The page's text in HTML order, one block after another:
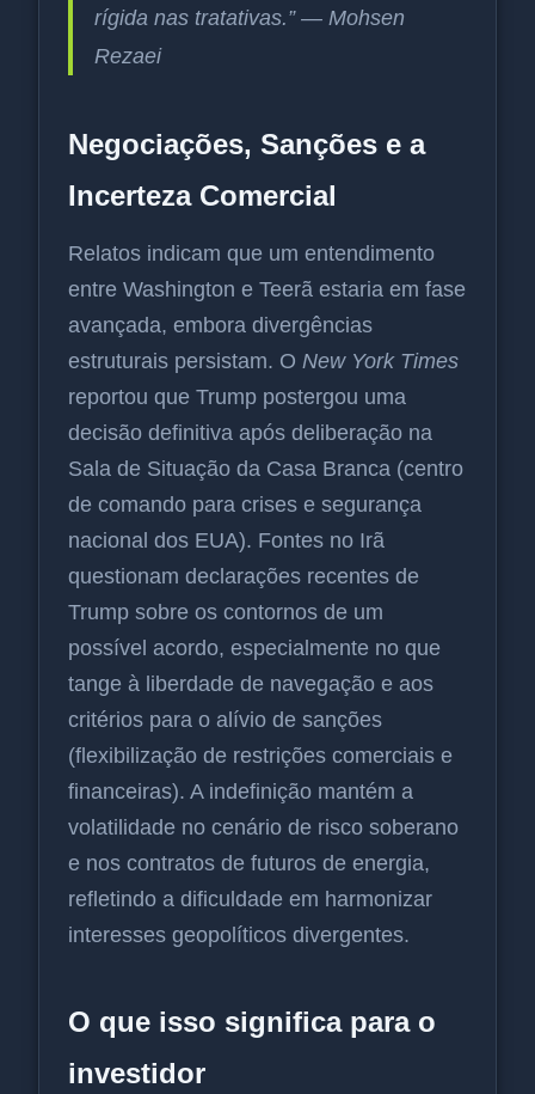
rígida nas tratativas.” — Mohsen
Rezaei
Negociações, Sanções e a
Incerteza Comercial
Relatos indicam que um entendimento
entre Washington e Teerã estaria em fase
avançada, embora divergências
estruturais persistam. O New York Times
reportou que Trump postergou uma
decisão definitiva após deliberação na
Sala de Situação da Casa Branca (centro
de comando para crises e segurança
nacional dos EUA). Fontes no Irã
questionam declarações recentes de
Trump sobre os contornos de um
possível acordo, especialmente no que
tange à liberdade de navegação e aos
critérios para o alívio de sanções
(flexibilização de restrições comerciais e
financeiras). A indefinição mantém a
volatilidade no cenário de risco soberano
e nos contratos de futuros de energia,
refletindo a dificuldade em harmonizar
interesses geopolíticos divergentes.
O que isso significa para o
investidor